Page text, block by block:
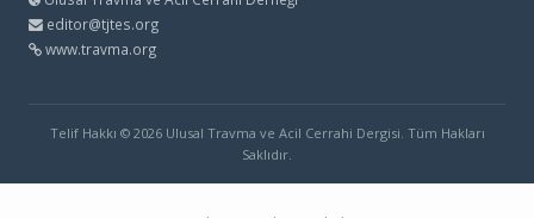
editor@tjtes.org
www.travma.org
Telif Hakkı © 2026 Ulusal Travma ve Acil Cerrahi Dergisi. Tüm Hakları
Saklıdır.